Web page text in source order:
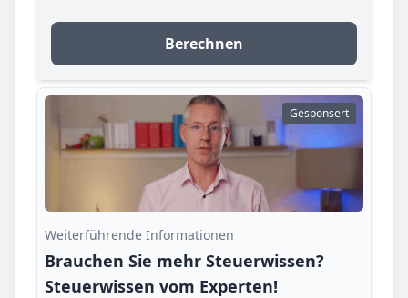
Berechnen
Gesponsert
Weiterführende Informationen
Brauchen Sie mehr Steuerwissen?
Steuerwissen vom Experten!